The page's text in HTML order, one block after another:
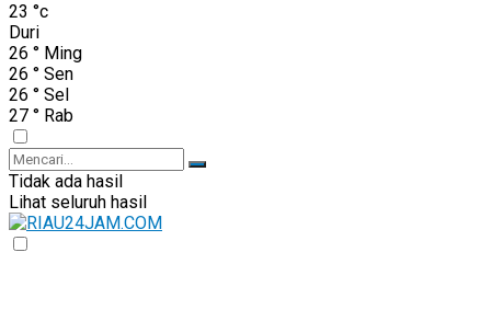
23 °c
Duri
26 ° Ming
26 ° Sen
26 ° Sel
27 ° Rab
Tidak ada hasil
Lihat seluruh hasil